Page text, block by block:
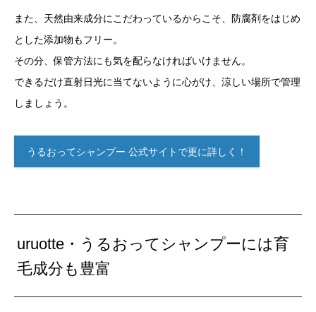
また、天然由来成分にこだわっているからこそ、防腐剤をはじめ
とした添加物もフリー。
その分、保管方法にも気を配らなければいけません。
できるだけ直射日光に当てないように心がけ、涼しい場所で管理
しましょう。
うるおってシャンプー 公式サイトで更に詳しく！
uruotte・うるおってシャンプーには育
毛成分も豊富